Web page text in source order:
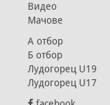
Видео
Мачове
А отбор
Б отбор
Лудогорец U19
Лудогорец U17